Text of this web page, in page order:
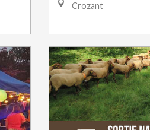
Crozant